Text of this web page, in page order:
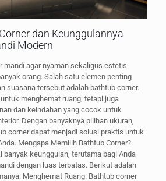
dan Keunggulannya
Modern
mandi agar nyaman sekaligus estetis
orang. Salah satu elemen penting
suasana tersebut adalah bathtub corner.
menghemat ruang, tetapi juga
dan keindahan yang cocok untuk
Dengan banyaknya pilihan ukuran,
corner dapat menjadi solusi praktis untuk
Mengapa Memilih Bathtub Corner?
banyak keunggulan, terutama bagi Anda
dengan luas terbatas. Berikut adalah
Menghemat Ruang: Bathtub corner